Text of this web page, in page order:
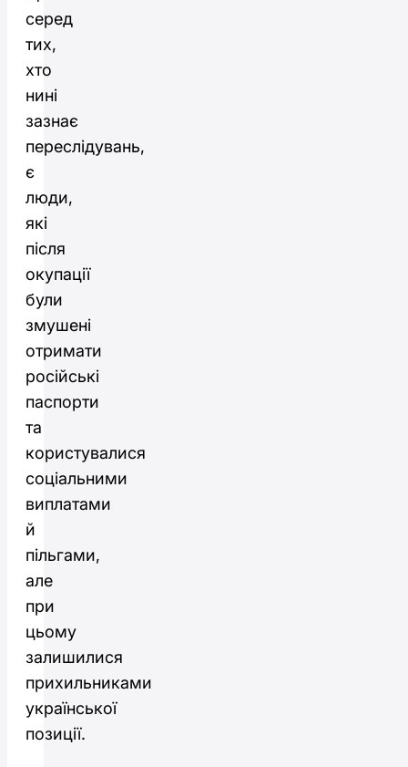
серед
тих,
хто
нині
зазнає
переслідувань,
є
люди,
які
після
окупації
були
змушені
отримати
російські
паспорти
та
користувалися
соціальними
виплатами
й
пільгами,
але
при
цьому
залишилися
прихильниками
української
позиції.